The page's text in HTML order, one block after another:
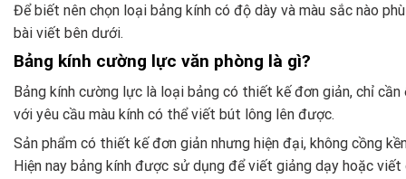
Để biết nên chọn loại bảng kính có độ dày và màu sắc nào
bài viết bên dưới.
Bảng kính cường lực văn phòng là gì?
Bảng kính cường lực là loại bảng có thiết kế đơn giản, chỉ
với yêu cầu màu kính có thể viết bút lông lên được.
Sản phẩm có thiết kế đơn giản nhưng hiện đại, không cồng
Hiện nay bảng kính được sử dụng để viết giảng dạy hoặc viết